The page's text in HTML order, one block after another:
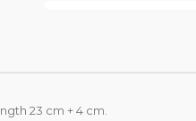
23 cm + 4 cm.